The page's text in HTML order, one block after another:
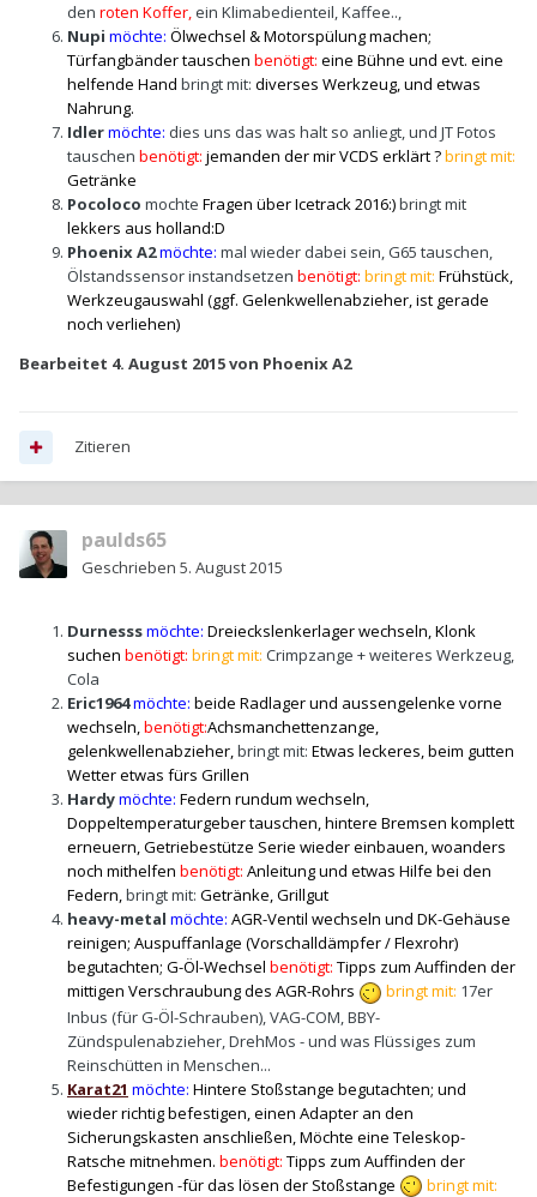
den roten Koffer, ein Klimabedienteil, Kaffee..,
Nupi möchte: Ölwechsel & Motorspülung machen;
Türfangbänder tauschen benötigt: eine Bühne und evt. eine
helfende Hand bringt mit: diverses Werkzeug, und etwas
Nahrung.
Idlermöchte: dies uns das was halt so anliegt, und JT Fotos
tauschen benötigt: jemanden der mir VCDS erklärt ?bringt mit:
Getränke
Pocoloco mochte Fragen über Icetrack 2016:)bringt mit
lekkers aus holland:D
Phoenix A2möchte: mal wieder dabei sein, G65 tauschen,
Ölstandssensor instandsetzen benötigt: bringt mit: Frühstück,
Werkzeugauswahl (ggf. Gelenkwellenabzieher, ist gerade
noch verliehen)
Bearbeitet 4. August 2015von Phoenix A2
Zitieren
paulds65
Geschrieben 5. August 2015
Durnesssmöchte: Dreieckslenkerlager wechseln, Klonk
suchen benötigt: bringt mit: Crimpzange + weiteres Werkzeug,
Cola
Eric1964möchte: beide Radlager und aussengelenke vorne
wechseln,benötigt:Achsmanchettenzange,
gelenkwellenabzieher,bringt mit: Etwas leckeres, beim gutten
Wetter etwas fürs Grillen
Hardymöchte: Federn rundum wechseln,
Doppeltemperaturgeber tauschen, hintere Bremsen komplett
erneuern, Getriebestütze Serie wieder einbauen, woanders
noch mithelfen benötigt: Anleitung und etwas Hilfe bei den
Federn,bringt mit: Getränke, Grillgut
heavy-metal möchte: AGR-Ventil wechseln und DK-Gehäuse
reinigen; Auspuffanlage (Vorschalldämpfer / Flexrohr)
begutachten; G-Öl-Wechsel benötigt: Tipps zum Auffinden der
mittigen Verschraubung des AGR-Rohrs
bringt mit: 17er
Inbus (für G-Öl-Schrauben), VAG-COM, BBY-
Zündspulenabzieher, DrehMos - und was Flüssiges zum
Reinschütten in Menschen...
Karat21 möchte: Hintere Stoßstange begutachten; und
wieder richtig befestigen, einen Adapter an den
Sicherungskasten anschließen, Möchte eine Teleskop-
Ratsche mitnehmen. benötigt: Tipps zum Auffinden der
Befestigungen -für das lösen der Stoßstange
bringt mit: